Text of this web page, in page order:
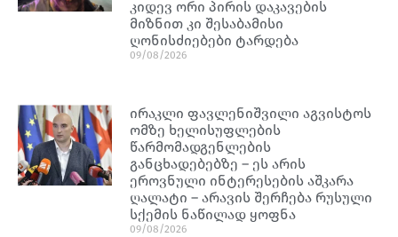
კიდევ ორი პირის დაკავების
მიზნით კი შესაბამისი
ღონისძიებები ტარდება
09/08/2026
ირაკლი ფავლენიშვილი აგვისტოს
ომზე ხელისუფლების
წარმომადგენლების
განცხადებებზე – ეს არის
ეროვნული ინტერესების აშკარა
ღალატი – არავის შერჩება რუსული
სქემის ნაწილად ყოფნა
09/08/2026